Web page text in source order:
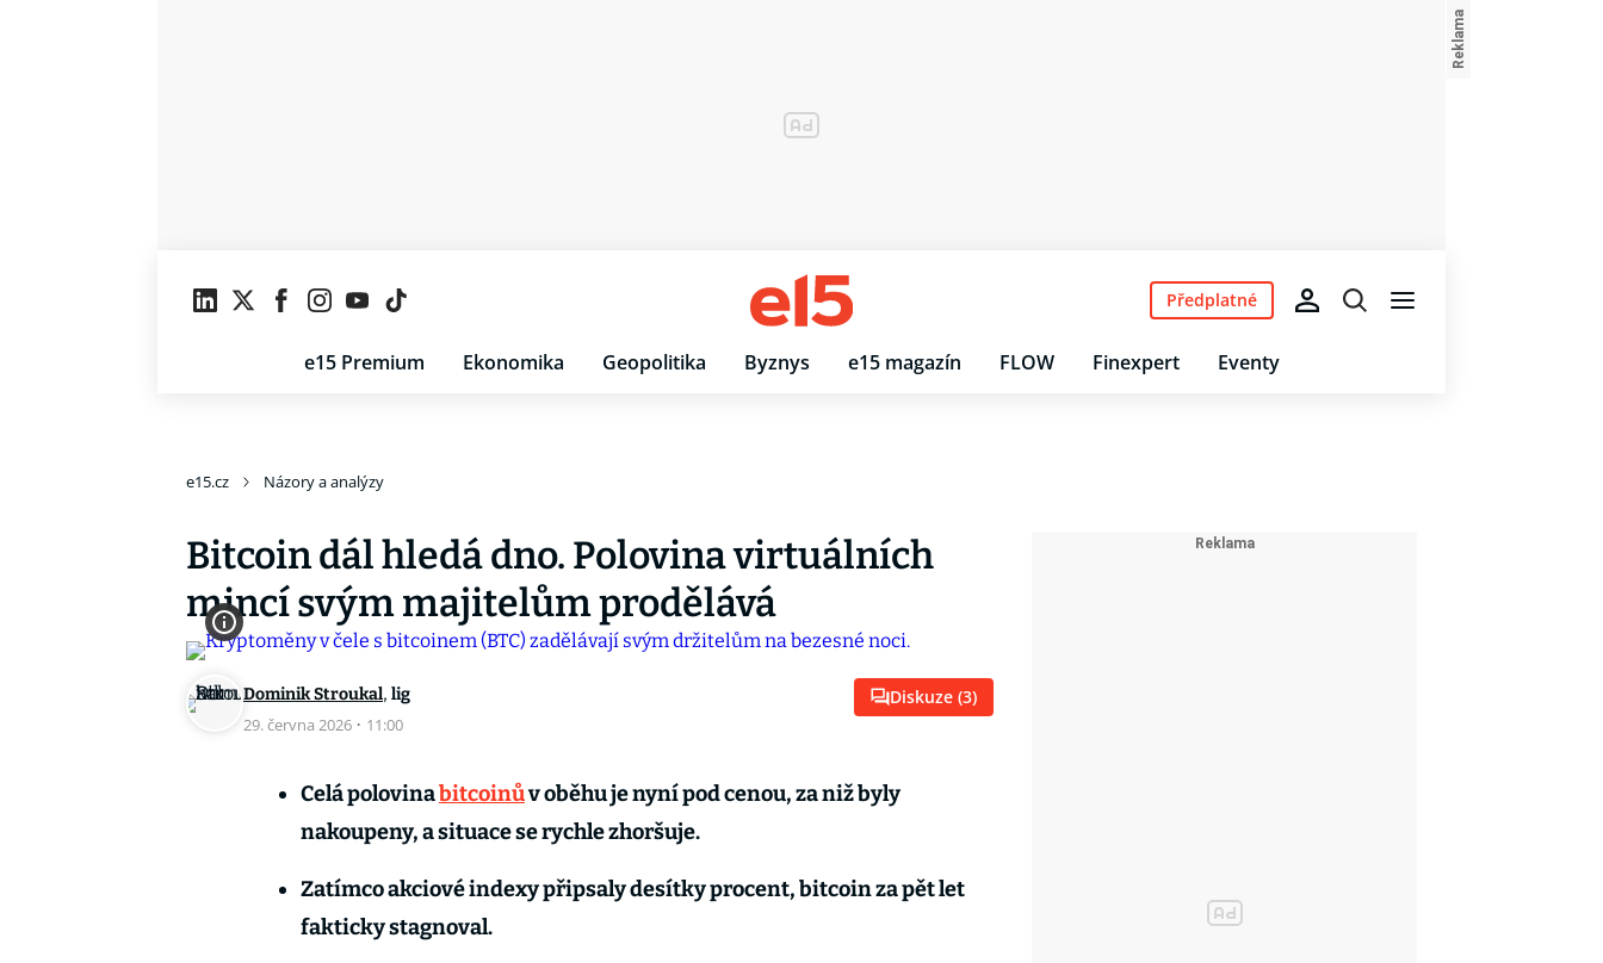
e15 Premium Ekonomika Geopolitika Byznys e15 magazín FLOW Finexpert Eventy
Předplatné
e15.cz Názory a analýzy
Bitcoin dál hledá dno. Polovina virtuálních
mincí svým majitelům prodělává
Dominik Stroukal, lig
29. června 2026 · 11:00
Diskuze (3)
Celá polovinabitcoinův oběhu je nyní pod cenou, za niž byly
nakoupeny, a situace se rychle zhoršuje.
Zatímco akciové indexy připsaly desítky procent, bitcoin za pět let
fakticky stagnoval.